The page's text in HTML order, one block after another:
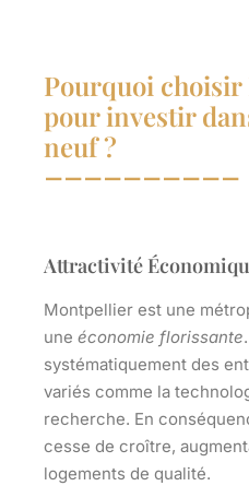
Pourquoi
pour investir
neuf ?
Attractivité
Montpellier est une
une économie florissante
systématiquement des
variés comme la
recherche. En
cesse de croître,
logements de qualité.